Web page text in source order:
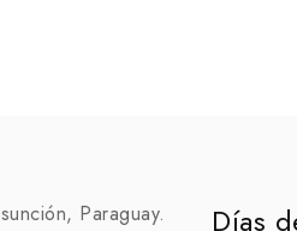
Paraguay.
Días